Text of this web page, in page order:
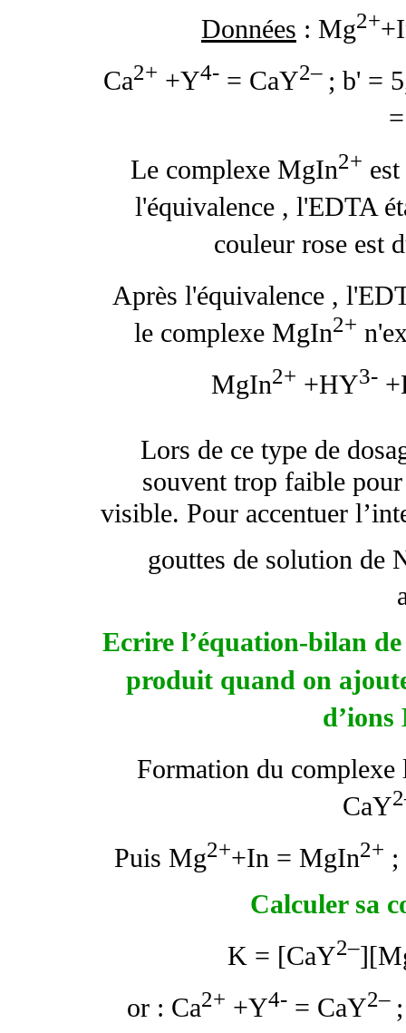
Données : Mg2+
Ca2+ +Y4- = CaY2– ; b' =
Le complexe MgIn2+
l'équivalence , l'EDTA
couleur rose est
Après l'équivalence ,
le complexe MgIn2+
MgIn2+ +HY3-
Lors de ce type de
souvent trop faible
visible. Pour accentuer
gouttes de solution de
Ecrire l’équation-bilan
produit quand on
d’ions
Formation du
CaY
Puis Mg2++In = MgIn2+ ;
Calculer sa
K = [CaY2–
or : Ca2+ +Y4- = CaY2–